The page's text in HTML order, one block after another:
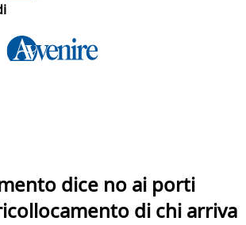
dice no ai porti
di chi arriva